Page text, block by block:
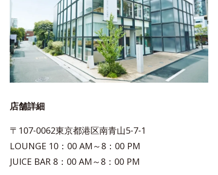
店舗詳細
〒107-0062東京都港区南青山5-7-1
LOUNGE 10：00 AM～8：00 PM
JUICE BAR 8：00 AM～8：00 PM